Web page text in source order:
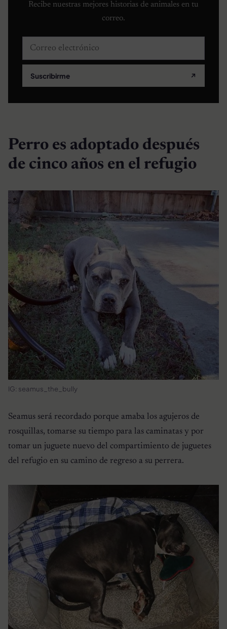
Recibe nuestras mejores historias de animales en tu
correo.
Correo electrónico
Suscribirme ↗
Perro es adoptado después
de cinco años en el refugio
IG: seamus_the_bully
Seamus será recordado porque amaba los agujeros de
rosquillas, tomarse su tiempo para las caminatas y por
tomar un juguete nuevo del compartimiento de juguetes
del refugio en su camino de regreso a su perrera.